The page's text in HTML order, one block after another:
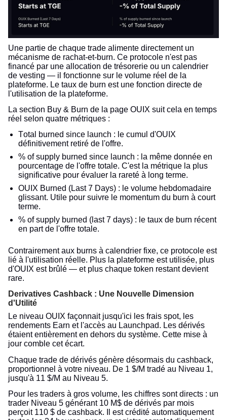
Une partie de chaque trade alimente directement un
mécanisme de rachat-et-burn. Ce protocole n'est pas
financé par une allocation de trésorerie ou un calendrier
de vesting — il fonctionne sur le volume réel de la
plateforme. Le taux de burn est une fonction directe de
l'utilisation de la plateforme.
La section Buy & Burn de la page OUIX suit cela en temps
réel selon quatre métriques :
Total burned since launch : le cumul d'OUIX
définitivement retiré de l'offre.
% of supply burned since launch : la même donnée en
pourcentage de l'offre totale. C'est la métrique la plus
significative pour évaluer la rareté à long terme.
OUIX Burned (Last 7 Days) : le volume hebdomadaire
glissant. Utile pour suivre le momentum du burn à court
terme.
% of supply burned (last 7 days) : le taux de burn récent
en part de l'offre totale.
Contrairement aux burns à calendrier fixe, ce protocole est
lié à l'utilisation réelle. Plus la plateforme est utilisée, plus
d'OUIX est brûlé — et plus chaque token restant devient
rare.
Derivatives Cashback : Une Nouvelle Dimension
d'Utilité
Le niveau OUIX façonnait jusqu'ici les frais spot, les
rendements Earn et l'accès au Launchpad. Les dérivés
étaient entièrement en dehors du système. Cette mise à
jour comble cet écart.
Chaque trade de dérivés génère désormais du cashback,
proportionnel à votre niveau. De 1 $/M tradé au Niveau 1,
jusqu'à 11 $/M au Niveau 5.
Pour les traders à gros volume, les chiffres sont directs : un
trader Niveau 5 générant 10 M$ de dérivés par mois
perçoit 110 $ de cashback. Il est crédité automatiquement